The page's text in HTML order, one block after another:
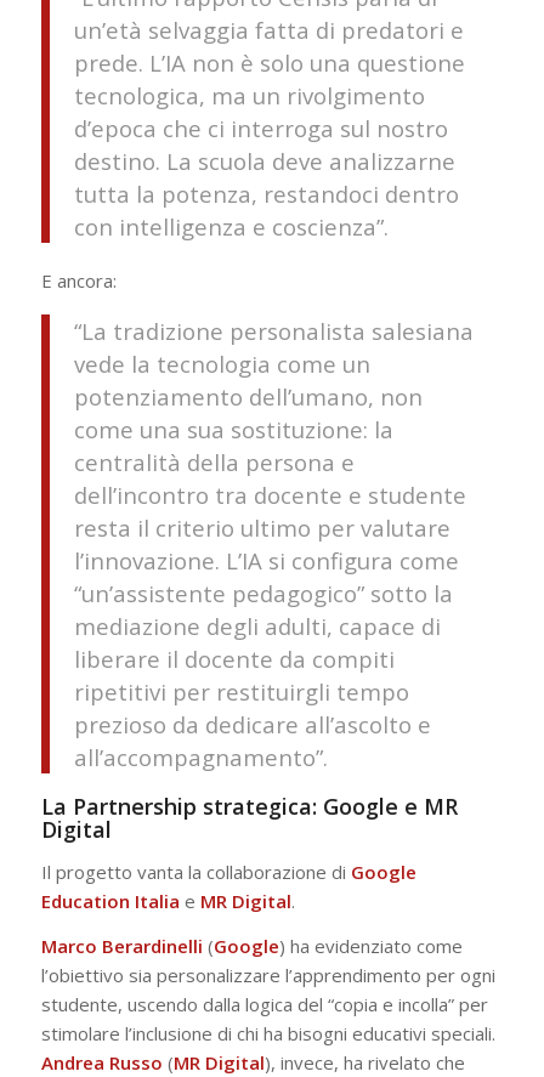
un’età selvaggia fatta di predatori e
prede. L’IA non è solo una questione
tecnologica, ma un rivolgimento
d’epoca che ci interroga sul nostro
destino. La scuola deve analizzarne
tutta la potenza, restandoci dentro
con intelligenza e coscienza”.
E ancora:
“La tradizione personalista salesiana
vede la tecnologia come un
potenziamento dell’umano, non
come una sua sostituzione: la
centralità della persona e
dell’incontro tra docente e studente
resta il criterio ultimo per valutare
l’innovazione. L’IA si configura come
“un’assistente pedagogico” sotto la
mediazione degli adulti, capace di
liberare il docente da compiti
ripetitivi per restituirgli tempo
prezioso da dedicare all’ascolto e
all’accompagnamento”.
La Partnership strategica: Google e MR
Digital
Il progetto vanta la collaborazione di Google
Education Italia e MR Digital.
Marco Berardinelli (Google) ha evidenziato come
l’obiettivo sia personalizzare l’apprendimento per ogni
studente, uscendo dalla logica del “copia e incolla” per
stimolare l’inclusione di chi ha bisogni educativi speciali.
Andrea Russo (MR Digital), invece, ha rivelato che